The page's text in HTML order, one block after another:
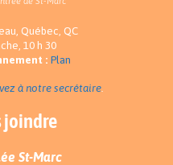
Québec, QC
10 h 30
: Plan
à notre secrétaire.
joindre
St-Marc